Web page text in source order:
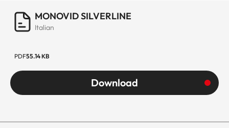
MONOVID SILVERLINE
Italian
PDF55.14 KB
Download